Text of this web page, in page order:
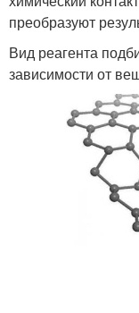
преобразуют
Вид реагента
зависимости от